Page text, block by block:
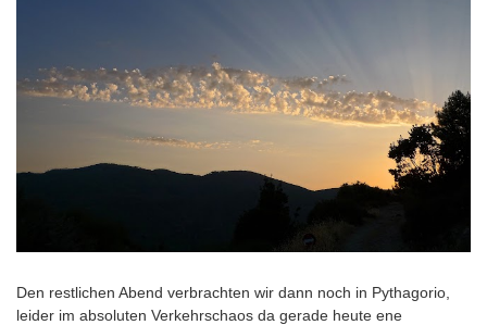
Den restlichen Abend verbrachten wir dann noch in Pythagorio,
leider im absoluten Verkehrschaos da gerade heute ene